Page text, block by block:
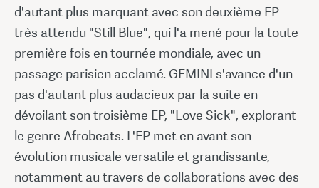
d'autant plus marquant avec son deuxième EP
très attendu "Still Blue", qui l'a mené pour la toute
première fois en tournée mondiale, avec un
passage parisien acclamé. GEMINI s'avance d'un
pas d'autant plus audacieux par la suite en
dévoilant son troisième EP, "Love Sick", explorant
le genre Afrobeats. L'EP met en avant son
évolution musicale versatile et grandissante,
notamment au travers de collaborations avec des